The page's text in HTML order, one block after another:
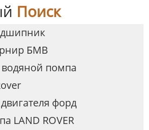
Поиск
БМВ
помпа
форд
LAND ROVER